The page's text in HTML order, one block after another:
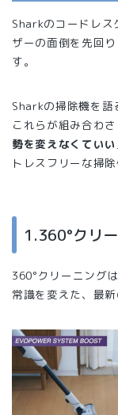
Sharkのコードレス
ザーの面倒を先回
す。
Sharkの掃除機を語
これらが組み合わ
勢を変えなくていい
トレスフリーな掃
1.360°クリ
360°クリーニング
常識を変えた、最